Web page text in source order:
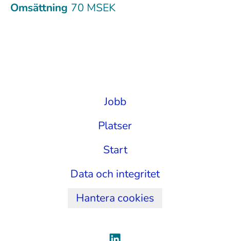
Omsättning 70 MSEK
Jobb
Platser
Start
Data och integritet
Hantera cookies